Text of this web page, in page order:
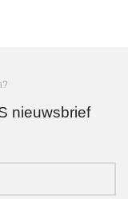
nieuwsbrief